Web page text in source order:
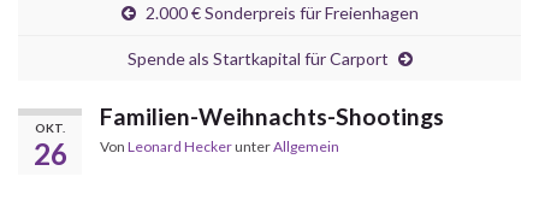
2.000 € Sonderpreis für Freienhagen
Spende als Startkapital für Carport
OKT.
26
Familien-Weihnachts-Shootings
Von Leonard HeckerunterAllgemein